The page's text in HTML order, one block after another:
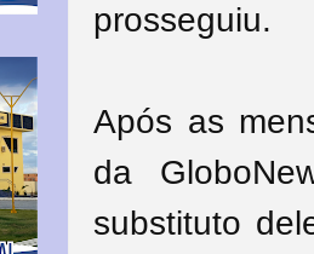
prosseguiu.
Após as
da
substituto